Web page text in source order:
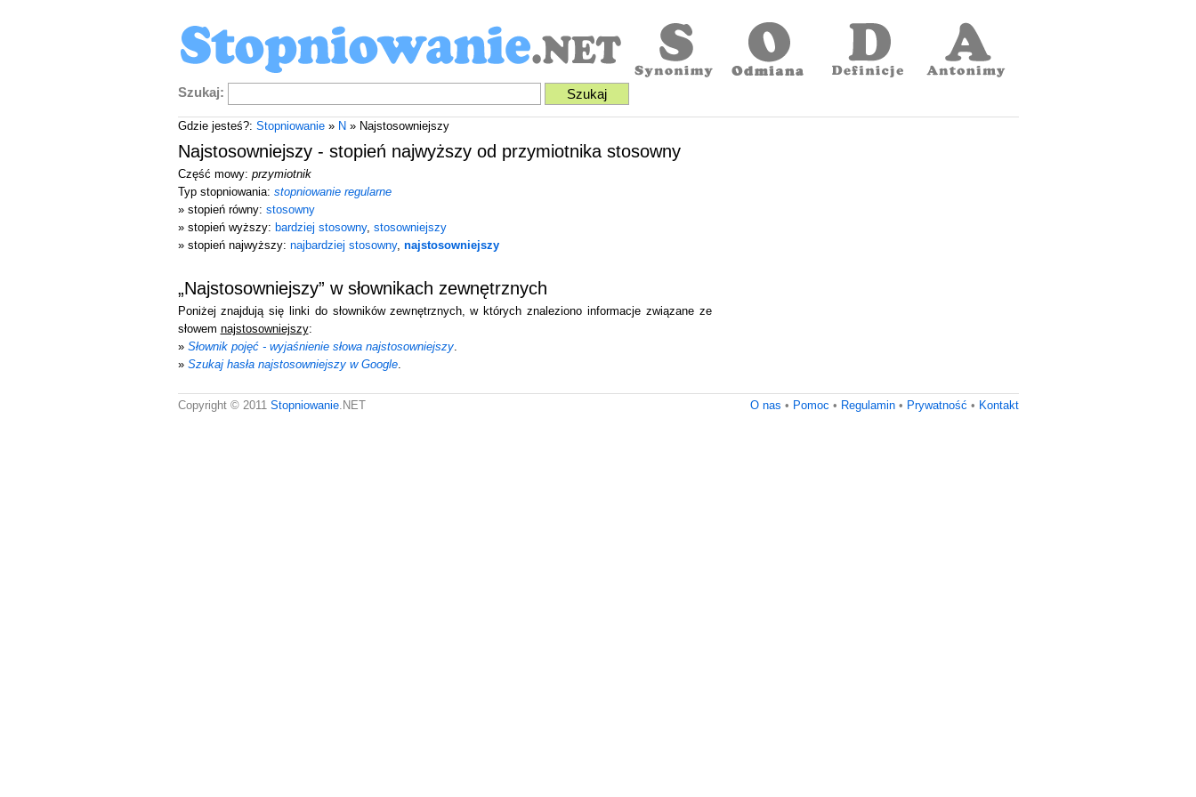
Szukaj:
Gdzie jesteś?: Stopniowanie» N » Najstosowniejszy
Najstosowniejszy - stopień najwyższy od przymiotnika stosowny
Część mowy: przymiotnik
Typ stopniowania: stopniowanie regularne
» stopień równy: stosowny
» stopień wyższy: bardziej stosowny, stosowniejszy
» stopień najwyższy: najbardziej stosowny, najstosowniejszy
„Najstosowniejszy” w słownikach zewnętrznych
Poniżej znajdują się linki do słowników zewnętrznych, w których znaleziono informacje związane ze
słowem najstosowniejszy:
» Słownik pojęć - wyjaśnienie słowa najstosowniejszy.
» Szukaj hasła najstosowniejszy w Google.
O nas • Pomoc • Regulamin• Prywatność • Kontakt
Copyright © 2011 Stopniowanie.NET